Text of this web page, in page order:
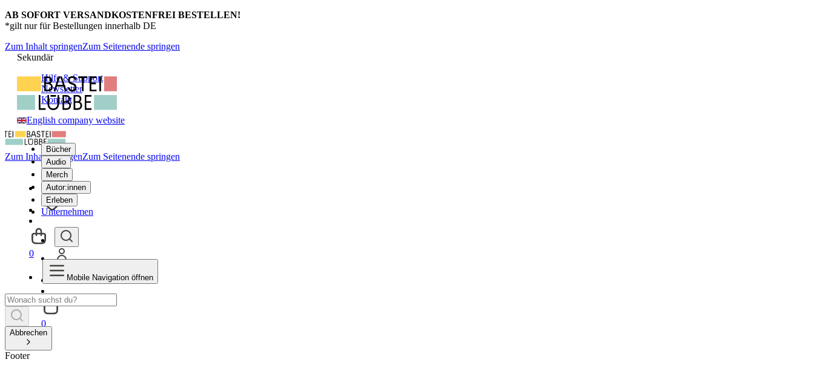
AB SOFORT VERSANDKOSTENFREI BESTELLEN!
*gilt nur für Bestellungen innerhalb DE
Zum Inhalt springenZum Seitenende springen
Sekundär
Hilfe & Support
Newsletter
Kontakt
English company website
Bücher
Audio
Merch
Autor:innen
Erleben
Unternehmen
0
Zum Inhalt springenZum Seitenende springen
0
Mobile Navigation öffnen
Abbrechen
Footer